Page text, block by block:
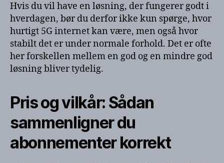
Hvis du vil have en løsning, der fungerer godt i
hverdagen, bør du derfor ikke kun spørge, hvor
hurtigt 5G internet kan være, men også hvor
stabilt det er under normale forhold. Det er ofte
her forskellen mellem en god og en mindre god
løsning bliver tydelig.
Pris og vilkår: Sådan
sammenligner du
abonnementer korrekt